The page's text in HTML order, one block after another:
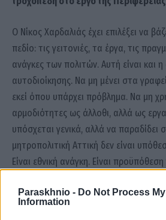
Paraskhnio - Do Not Process
Information
Ο Νίκος Χαρδαλιάς έχει επιλέξει να
πεδίο: τις γειτονιές, τα έργα, τις
ανάγκες των πολιτών. Αυτή είναι και
αυτοδιοίκησης. Να μη μένει στα
εκεί όπου υπάρχει πρόβλημα. Να μη
αρμοδιότητες ως άλλοθι, αλλά ως
υπόσχεται γενικά, αλλά να παραδίδει
μητροπολιτική Αττική δεν είναι
Είναι εθνική ανάγκη. Είναι
ύψος των προκλήσεων της εποχής. Να